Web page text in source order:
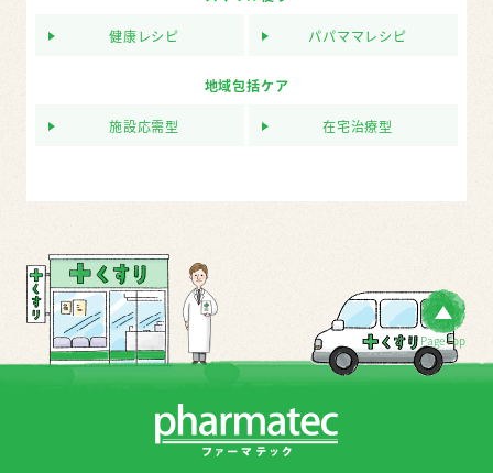
健康レシピ パパママレシピ
地域包括ケア
施設応需型 在宅治療型
PageTop